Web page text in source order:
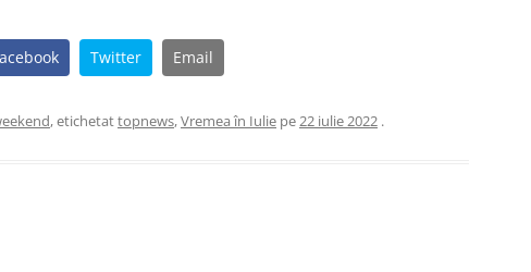
Twitter Email
, etichetattopnews,Vremea în Iulie pe22 iulie 2022 .